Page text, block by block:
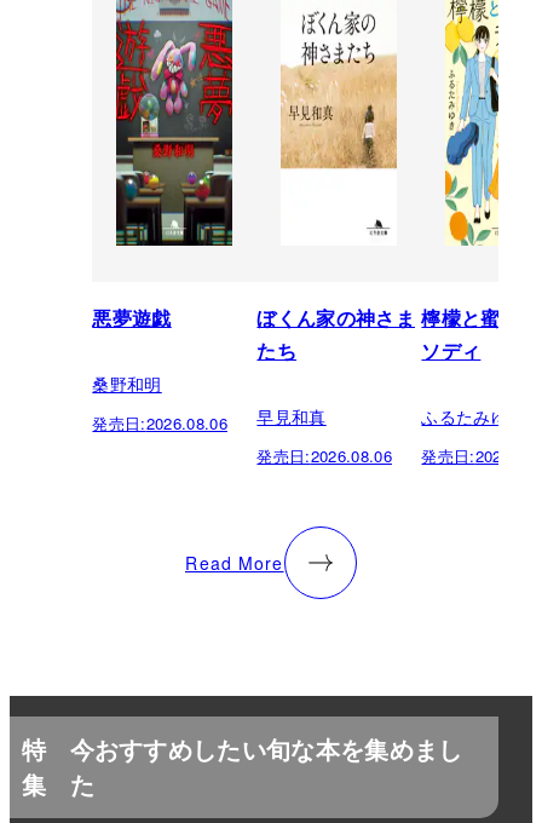
悪夢遊戯
桑野和明
発売日:2026.08.06
ぼくん家の神さま
たち
早見和真
発売日:2026.08.06
檸檬と蜜柑
ソディ
ふるたみゆき
発売日:
Read More
特
集
今おすすめしたい旬な本を集めまし
た